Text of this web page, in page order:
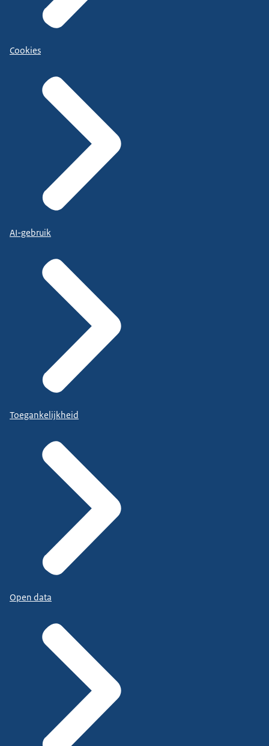
Cookies
AI-gebruik
Toegankelijkheid
Open data